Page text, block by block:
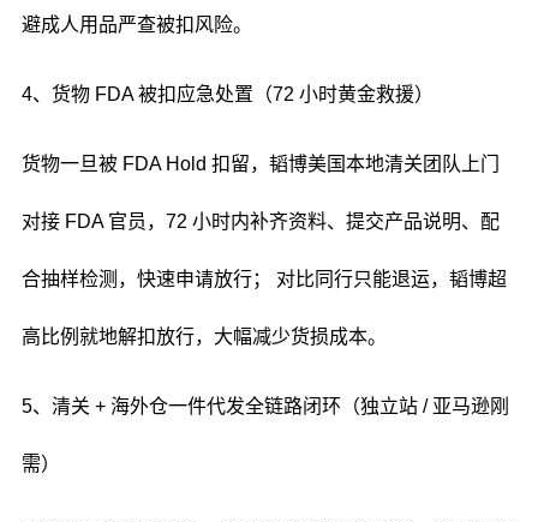
避成人用品严查被扣风险。
4、货物 FDA 被扣应急处置（72 小时黄金救援）
货物一旦被 FDA Hold 扣留，韬博美国本地清关团队上门
对接 FDA 官员，72 小时内补齐资料、提交产品说明、配
合抽样检测，快速申请放行； 对比同行只能退运，韬博超
高比例就地解扣放行，大幅减少货损成本。
5、清关 + 海外仓一件代发全链路闭环（独立站 / 亚马逊刚
需）